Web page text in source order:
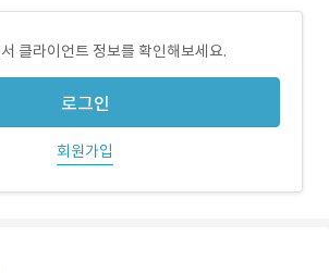
클라이언트 정보를 확인해보세요.
로그인
회원가입